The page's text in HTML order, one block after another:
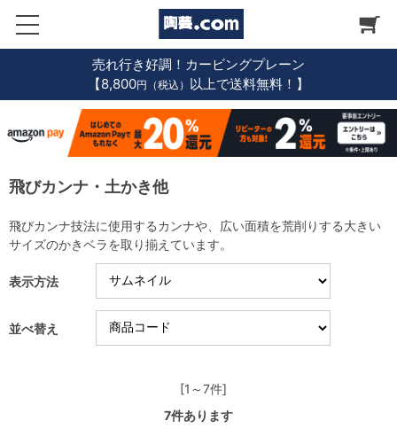
売れ行き好調！カービングプレーン
【8,800円（税込） 以上で送料無料！】
飛びカンナ・土かき他
飛びカンナ技法に使用するカンナや、広い面積を荒削りする大きい
サイズのかきベラを取り揃えています。
表示方法
並べ替え
[1～7件]
7件あります